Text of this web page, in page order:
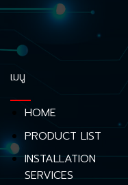
เมนู
HOME
PRODUCT LIST
INSTALLATION
SERVICES